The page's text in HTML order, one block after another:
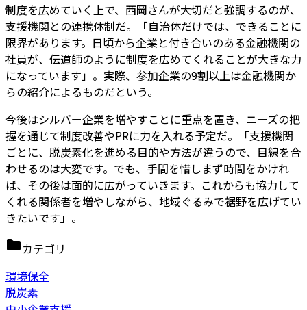
制度を広めていく上で、西岡さんが大切だと強調するのが、
支援機関との連携体制だ。「自治体だけでは、できることに
限界があります。日頃から企業と付き合いのある金融機関の
社員が、伝道師のように制度を広めてくれることが大きな力
になっています」。実際、参加企業の9割以上は金融機関か
らの紹介によるものだという。
今後はシルバー企業を増やすことに重点を置き、ニーズの把
握を通じて制度改善やPRに力を入れる予定だ。「支援機関
ごとに、脱炭素化を進める目的や方法が違うので、目線を合
わせるのは大変です。でも、手間を惜しまず時間をかけれ
ば、その後は面的に広がっていきます。これからも協力して
くれる関係者を増やしながら、地域ぐるみで裾野を広げてい
きたいです」。
カテゴリ
環境保全
脱炭素